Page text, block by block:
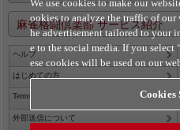
麻雀格闘倶楽部 サービス紹介
ヘルプ
はじめての方
Terms of Service
外部送信について
We use cookies to make our
ookies to analyze the traffic of
he advertisement tailored to your
e to the social media. If you
ese cookies will be used on our
Cookies